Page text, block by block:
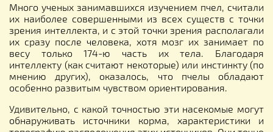
Много ученых занимавшихся изучением пчел, считали
их наиболее совершенными из всех существ с точки
зрения интеллекта, и с этой точки зрения располагали
их сразу после человека, хотя мозг их занимает по
весу только 174-ю часть их тела. Благодаря
интеллекту (как считают некоторые) или инстинкту (по
мнению других), оказалось, что пчелы обладают
особенно развитым чувством ориентирования.
Удивительно, с какой точностью эти насекомые могут
обнаруживать источники корма, характеристики и